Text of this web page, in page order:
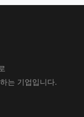
는 기업입니다.